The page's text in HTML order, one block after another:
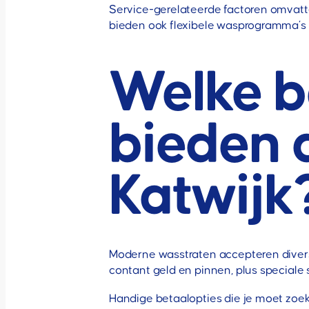
Service-gerelateerde factoren
bieden ook flexibele
Welke
bieden
Moderne wasstraten accepteren
contant geld en pinnen, plus speciale
Handige betaalopties die je moet